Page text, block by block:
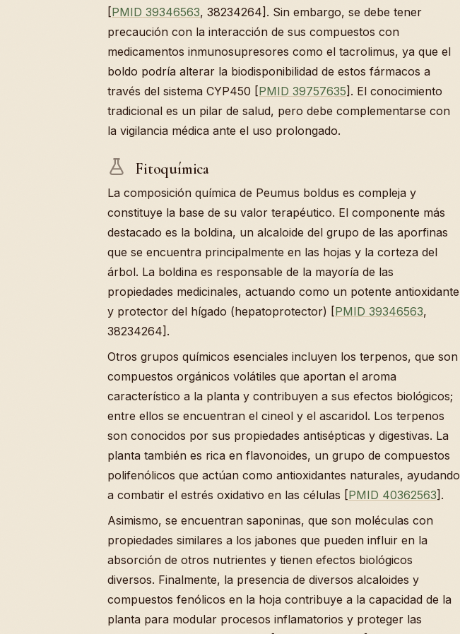
[PMID 39346563, 38234264]. Sin embargo, se debe tener
precaución con la interacción de sus compuestos con
medicamentos inmunosupresores como el tacrolimus, ya que el
boldo podría alterar la biodisponibilidad de estos fármacos a
través del sistema CYP450 [PMID 39757635]. El conocimiento
tradicional es un pilar de salud, pero debe complementarse con
la vigilancia médica ante el uso prolongado.
Fitoquímica
La composición química de Peumus boldus es compleja y
constituye la base de su valor terapéutico. El componente más
destacado es la boldina, un alcaloide del grupo de las aporfinas
que se encuentra principalmente en las hojas y la corteza del
árbol. La boldina es responsable de la mayoría de las
propiedades medicinales, actuando como un potente antioxidante
y protector del hígado (hepatoprotector) [PMID 39346563,
38234264].
Otros grupos químicos esenciales incluyen los terpenos, que son
compuestos orgánicos volátiles que aportan el aroma
característico a la planta y contribuyen a sus efectos biológicos;
entre ellos se encuentran el cineol y el ascaridol. Los terpenos
son conocidos por sus propiedades antisépticas y digestivas. La
planta también es rica en flavonoides, un grupo de compuestos
polifenólicos que actúan como antioxidantes naturales, ayudando
a combatir el estrés oxidativo en las células [PMID 40362563].
Asimismo, se encuentran saponinas, que son moléculas con
propiedades similares a los jabones que pueden influir en la
absorción de otros nutrientes y tienen efectos biológicos
diversos. Finalmente, la presencia de diversos alcaloides y
compuestos fenólicos en la hoja contribuye a la capacidad de la
planta para modular procesos inflamatorios y proteger las